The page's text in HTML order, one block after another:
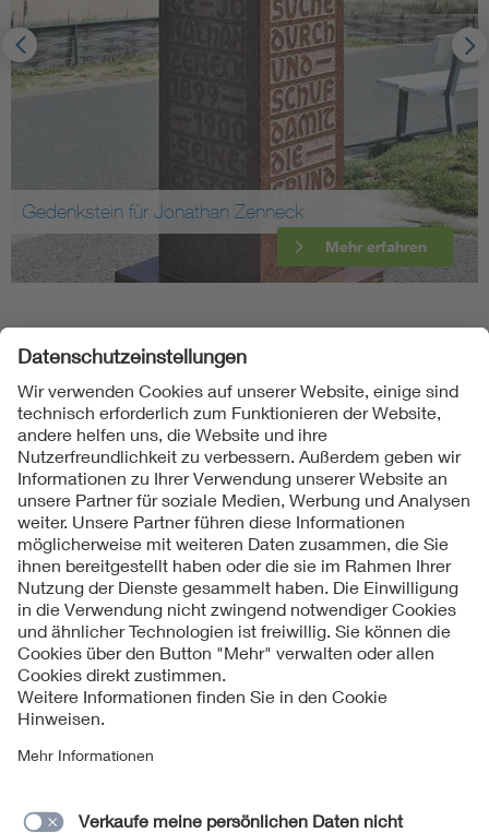
Gedenkstein für Jonathan Zenneck
Mehr erfahren
Folgen Sie uns
Kontakte
Service
Impressum
Datenschutzinformationen
Cookie Hinweise